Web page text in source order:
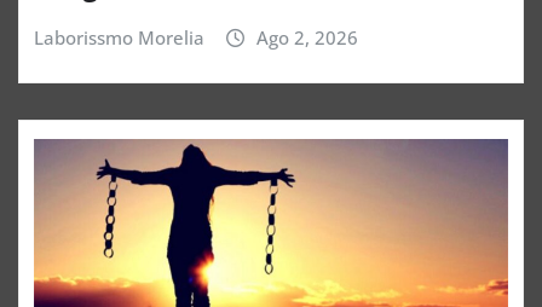
Laborissmo Morelia Ago 2, 2026